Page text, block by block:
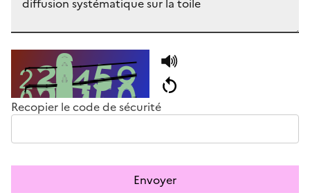
Recopier le code de sécurité
Envoyer